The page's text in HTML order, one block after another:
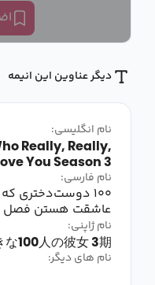
دیگر عناوین این انیمه
نام انگلیسی:
Really, Really,
You Season 3
نام فارسی:
۱۰۰ دوست‌دختری
عاشقت هستن
نام ژاپنی:
100人の彼女 3期
نام های دیگر: